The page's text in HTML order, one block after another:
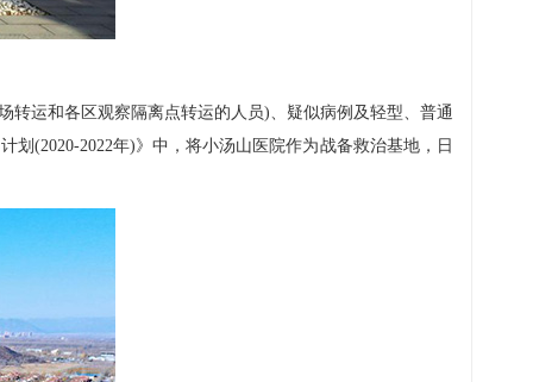
运和各区观察隔离点转运的人员)、疑似病例及轻型、普通
(2020-2022年)》中，将小汤山医院作为战备救治基地，日